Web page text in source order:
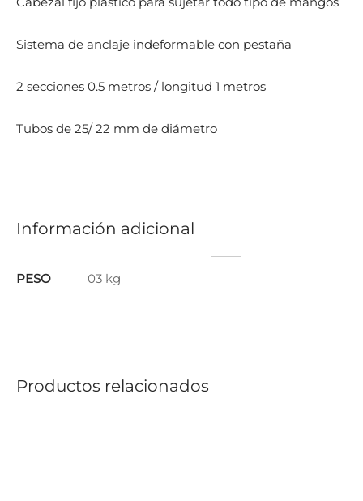
Sistema de anclaje indeformable con pestaña
2 secciones 0.5 metros / longitud 1 metros
Tubos de 25/ 22 mm de diámetro
Información adicional
PESO 03 kg
Productos relacionados